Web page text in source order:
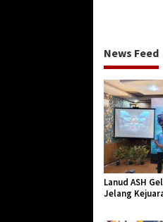
News Feed
Lanud ASH
Jelang